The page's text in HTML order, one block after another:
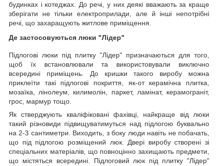
будинках і котеджах. До речі, у них деякі вважають за краще
зберігати не тільки електроприлади, але й інші непотрібні
речі, що захаращують житлове приміщення.
Де застосовуються люки "Лідер"
Підлогові люки під плитку "Лідер" призначаються для того,
щоб їх встановлювали та використовували виключно
всередині приміщень. До кришки такого виробу можна
приклеїти такі підлогові покриття, як-от керамічна плитка,
мозаїка, лінолеум, килимолін, паркет, ламінат, керамограніт,
грос, мармур тощо.
Як стверджують кваліфіковані фахівці, найкраще від люки
такий різновиди підвищуватимуться над підлогою буквально
на 2-3 сантиметри. Виходить, з боку люди навіть не побачать,
що під підлогою розміщений люк. Двері виробу створені зі
спеціальних матеріалів, що повноцінно захищають предмети,
що містяться всередині. Підлоговий люк під плитку "Лідер"